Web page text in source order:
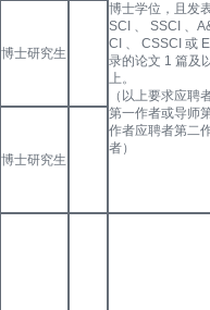
博士学位，且发
SCI 、 SSCI 、
CI 、 CSSCI 或
录的论文 1 篇及
上。
（以上要求应聘
第一作者或导师
作者应聘者第二
者）
博士研究生
博士研究生